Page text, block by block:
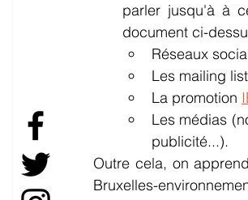
parler jusqu'à à
document ci-
Réseaux
Les mailing
La promotion
Les médias
publicité...).
Outre cela, on
Bruxelles-